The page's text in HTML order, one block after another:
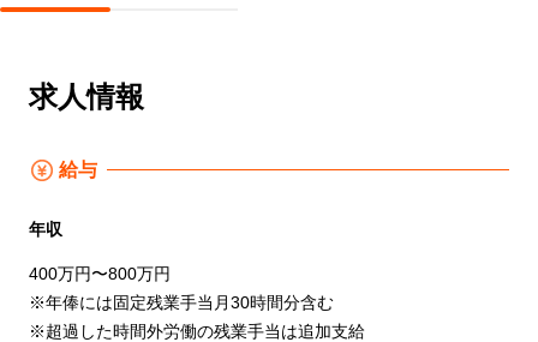
求人情報
給与
年収
400万円〜800万円
※年俸には固定残業手当月30時間分含む
※超過した時間外労働の残業手当は追加支給